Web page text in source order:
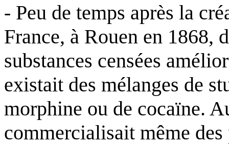
- Peu de temps après la
France, à Rouen en 1868,
substances censées
existait des mélanges de
morphine ou de cocaïne.
commercialisait même